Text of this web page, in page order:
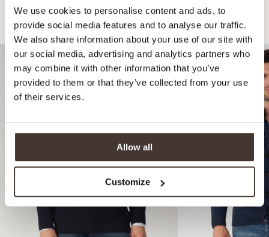
We use cookies to personalise content and ads, to
provide social media features and to analyse our traffic.
We also share information about your use of our site with
our social media, advertising and analytics partners who
may combine it with other information that you’ve
provided to them or that they’ve collected from your use
of their services.
Allow all
Customize
Empfohlen für Ihren Look